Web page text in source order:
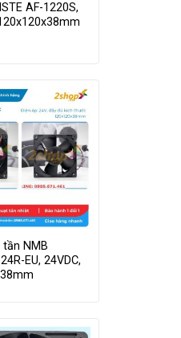
AF-1220S,
NMB
EU, 24VDC,